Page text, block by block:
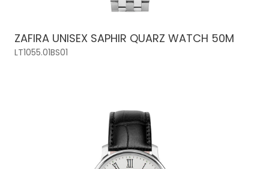
ZAFIRA UNISEX SAPHIR QUARZ WATCH 50M
LT1055.01BS01